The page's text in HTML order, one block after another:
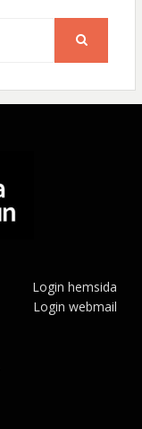
Login hemsida
Login webmail